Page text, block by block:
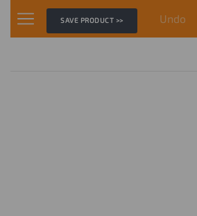
SAVE PRODUCT >> Undo